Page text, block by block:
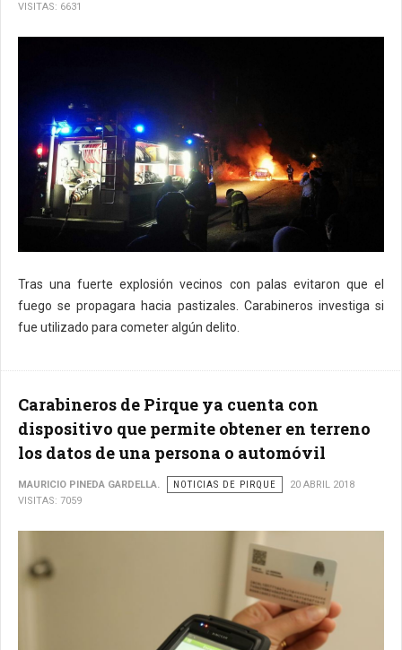
VISITAS: 6631
Tras una fuerte explosión vecinos con palas evitaron que el
fuego se propagara hacia pastizales. Carabineros investiga si
fue utilizado para cometer algún delito.
Carabineros de Pirque ya cuenta con
dispositivo que permite obtener en terreno
los datos de una persona o automóvil
MAURICIO PINEDA GARDELLA. NOTICIAS DE PIRQUE
20 ABRIL 2018
VISITAS: 7059